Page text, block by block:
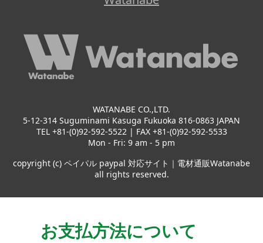
WATANABE CO.,LTD.
5-12-314 Suguminami Kasuga Fukuoka 816-0863 JAPAN
TEL +81-(0)92-592-5522 | FAX +81-(0)92-592-5533
Mon - Fri: 9 am - 5 pm
copyright (c) ペイパル paypal 対応サイト｜電材通販Watanabe
all rights reserved.
お支払方法について